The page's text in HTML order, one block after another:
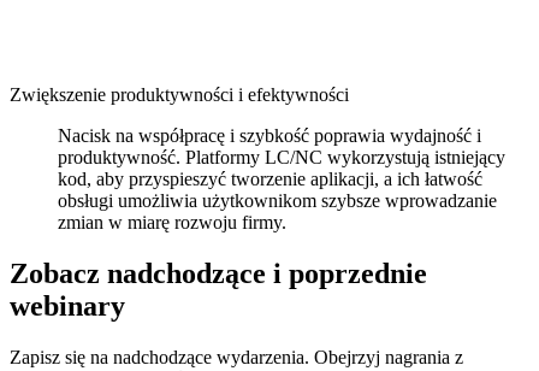
Zwiększenie produktywności i efektywności
Nacisk na współpracę i szybkość poprawia wydajność i
produktywność. Platformy LC/NC wykorzystują istniejący
kod, aby przyspieszyć tworzenie aplikacji, a ich łatwość
obsługi umożliwia użytkownikom szybsze wprowadzanie
zmian w miarę rozwoju firmy.
Zobacz nadchodzące i poprzednie
webinary
Zapisz się na nadchodzące wydarzenia. Obejrzyj nagrania z